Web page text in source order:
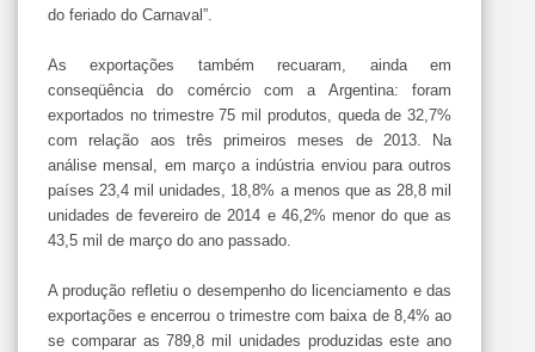
do feriado do Carnaval”.
As exportações também recuaram, ainda em
conseqüência do comércio com a Argentina: foram
exportados no trimestre 75 mil produtos, queda de 32,7%
com relação aos três primeiros meses de 2013. Na
análise mensal, em março a indústria enviou para outros
países 23,4 mil unidades, 18,8% a menos que as 28,8 mil
unidades de fevereiro de 2014 e 46,2% menor do que as
43,5 mil de março do ano passado.
A produção refletiu o desempenho do licenciamento e das
exportações e encerrou o trimestre com baixa de 8,4% ao
se comparar as 789,8 mil unidades produzidas este ano